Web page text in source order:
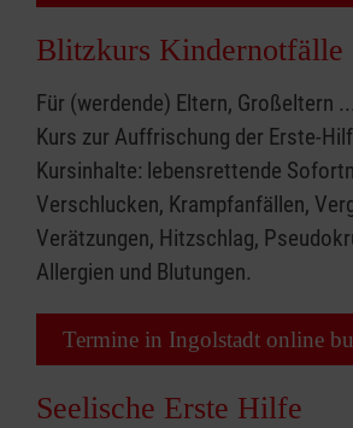
Blitzkurs Kindernotfälle
Für (werdende) Eltern, Großeltern
Kurs zur Auffrischung der Erste-
Kursinhalte: lebensrettende
Verschlucken, Krampfanfällen,
Verätzungen, Hitzschlag,
Allergien und Blutungen.
Termine in Ingolstadt online
Seelische Erste Hilfe